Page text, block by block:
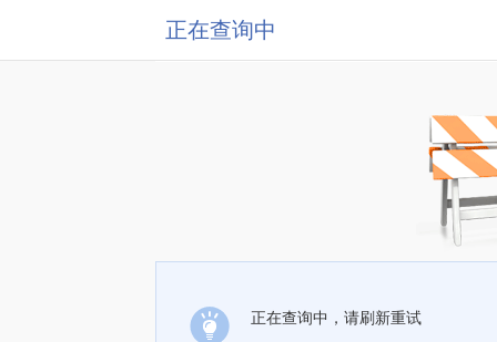
正在查询中
正在查询中，请刷新重试